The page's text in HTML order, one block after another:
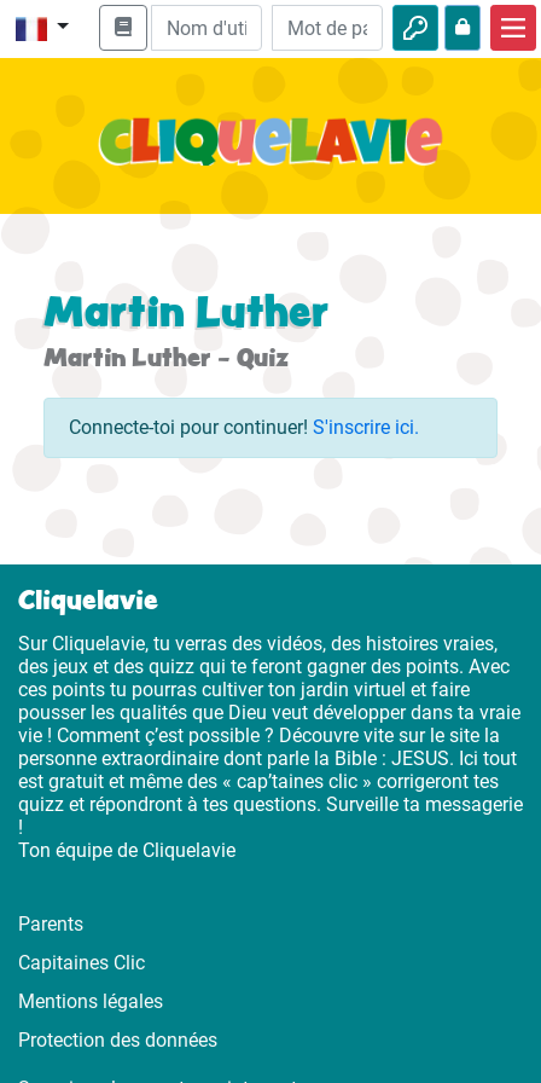
Enseignement biblique
Nature
Aventures
Martin Luther
Martin Luther - Quiz
Connecte-toi pour continuer! S'inscrire ici.
Cliquelavie
Sur Cliquelavie, tu verras des vidéos, des histoires vraies,
des jeux et des quizz qui te feront gagner des points. Avec
ces points tu pourras cultiver ton jardin virtuel et faire
pousser les qualités que Dieu veut développer dans ta vraie
vie ! Comment ç’est possible ? Découvre vite sur le site la
personne extraordinaire dont parle la Bible : JESUS. Ici tout
est gratuit et même des « cap’taines clic » corrigeront tes
quizz et répondront à tes questions. Surveille ta messagerie
!
Ton équipe de Cliquelavie
Parents
Capitaines Clic
Mentions légales
Protection des données